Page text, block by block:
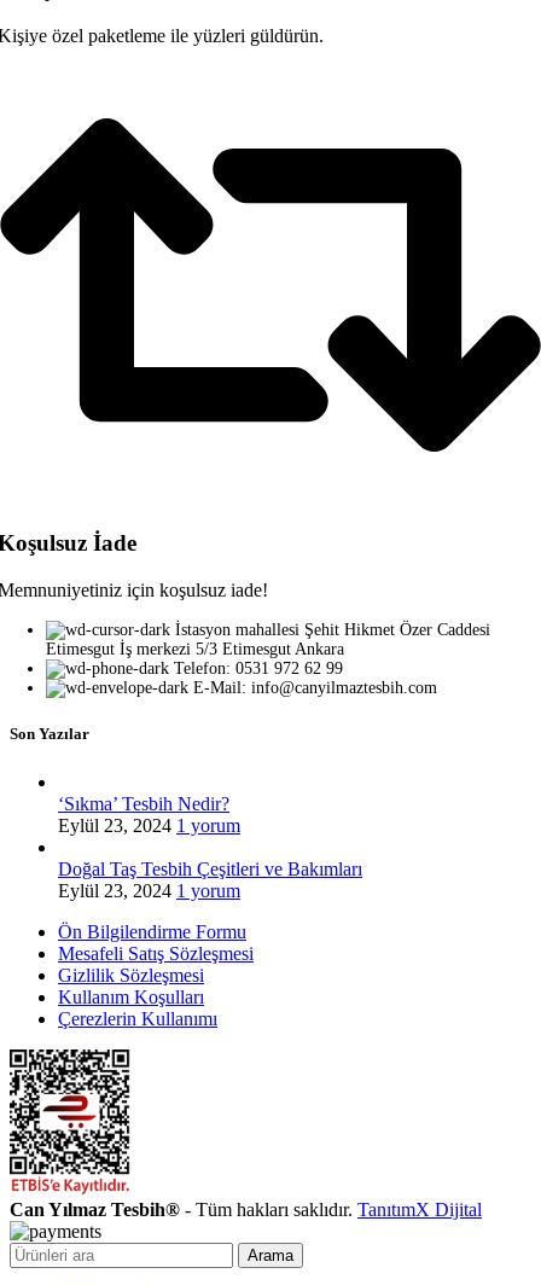
özel paketleme ile yüzleri güldürün.
İade
için koşulsuz iade!
İstasyon mahallesi Şehit Hikmet Özer Caddesi
Etimesgut İş merkezi 5/3 Etimesgut Ankara
Telefon: 0531 972 62 99
E-Mail: info@canyilmaztesbih.com
Son Yazılar
‘Sıkma’ Tesbih Nedir?
Eylül 23, 2024 1 yorum
Doğal Taş Tesbih Çeşitleri ve Bakımları
Eylül 23, 2024 1 yorum
Ön Bilgilendirme Formu
Mesafeli Satış Sözleşmesi
Gizlilik Sözleşmesi
Kullanım Koşulları
Çerezlerin Kullanımı
Can Yılmaz Tesbih® - Tüm hakları saklıdır. TanıtımX Dijital
Arama